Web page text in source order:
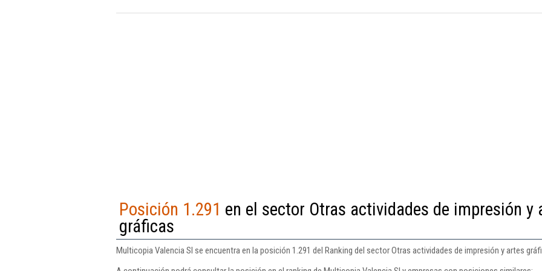
Posición 1.291 en el sector Otras actividades de impresión y
gráficas
Multicopia Valencia Sl se encuentra en la posición 1.291 del Ranking del sector Otras actividades de impresión y artes